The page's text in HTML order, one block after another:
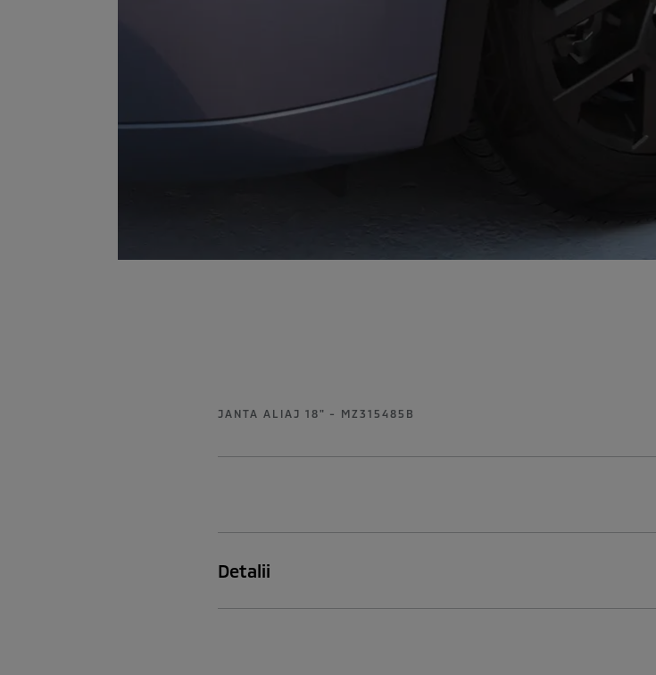
JANTA ALIAJ 18" - MZ315485B
Detalii